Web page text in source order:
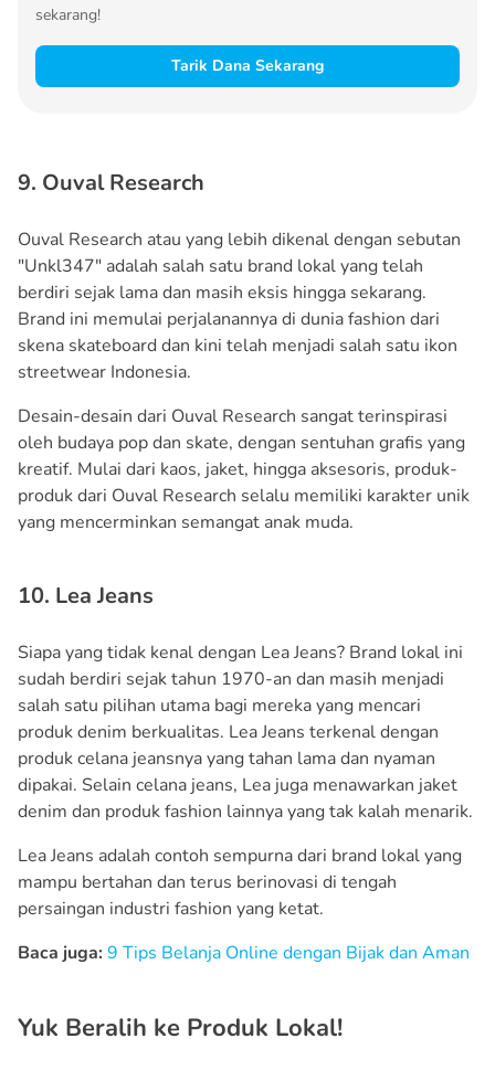
sekarang!
Tarik Dana Sekarang
9. Ouval Research
Ouval Research atau yang lebih dikenal dengan sebutan
"Unkl347" adalah salah satu brand lokal yang telah
berdiri sejak lama dan masih eksis hingga sekarang.
Brand ini memulai perjalanannya di dunia fashion dari
skena skateboard dan kini telah menjadi salah satu ikon
streetwear Indonesia.
Desain-desain dari Ouval Research sangat terinspirasi
oleh budaya pop dan skate, dengan sentuhan grafis yang
kreatif. Mulai dari kaos, jaket, hingga aksesoris, produk-
produk dari Ouval Research selalu memiliki karakter unik
yang mencerminkan semangat anak muda.
10. Lea Jeans
Siapa yang tidak kenal dengan Lea Jeans? Brand lokal ini
sudah berdiri sejak tahun 1970-an dan masih menjadi
salah satu pilihan utama bagi mereka yang mencari
produk denim berkualitas. Lea Jeans terkenal dengan
produk celana jeansnya yang tahan lama dan nyaman
dipakai. Selain celana jeans, Lea juga menawarkan jaket
denim dan produk fashion lainnya yang tak kalah menarik.
Lea Jeans adalah contoh sempurna dari brand lokal yang
mampu bertahan dan terus berinovasi di tengah
persaingan industri fashion yang ketat.
Baca juga:9 Tips Belanja Online dengan Bijak dan Aman
Yuk Beralih ke Produk Lokal!